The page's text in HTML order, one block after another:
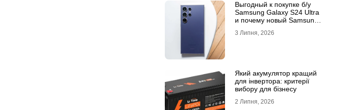
Выгодный к покупке б/у
Samsung Galaxy S24 Ultra
и почему новый Samsung
лучшим
3 Липня, 2026
Який акумулятор кращий
для інвертора: критерії
вибору для бізнесу
2 Липня, 2026